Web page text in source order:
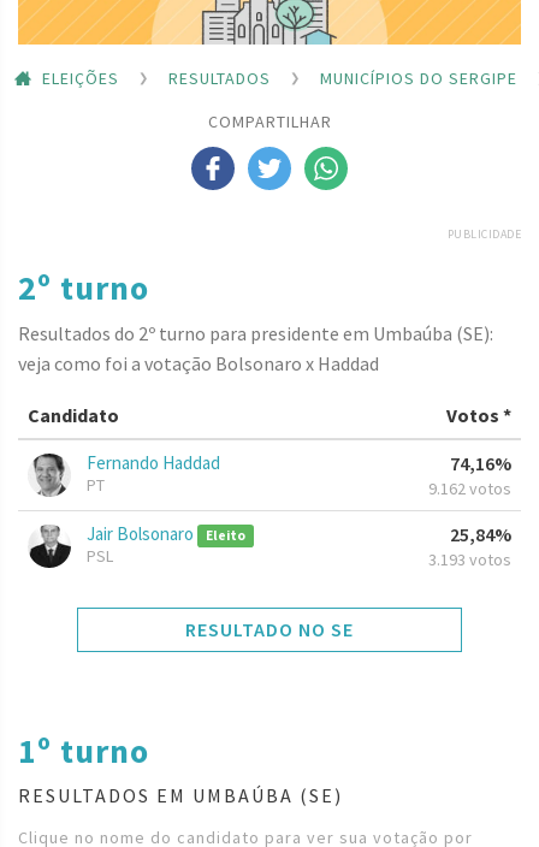
ELEIÇÕES RESULTADOS
MUNICÍPIOS DO SERGIPE
COMPARTILHAR
PUBLICIDADE
2º turno
Resultados do 2º turno para presidente em Umbaúba (SE):
veja como foi a votação Bolsonaro x Haddad
Candidato Votos *
Fernando Haddad
PT
74,16%
9.162 votos
Jair Bolsonaro Eleito
PSL
25,84%
3.193 votos
RESULTADO NO SE
1º turno
RESULTADOS EM UMBAÚBA (SE)
Clique no nome do candidato para ver sua votação por